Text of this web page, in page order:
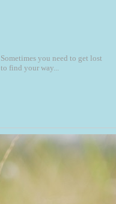
Sometimes you need to get lost
to find your way...